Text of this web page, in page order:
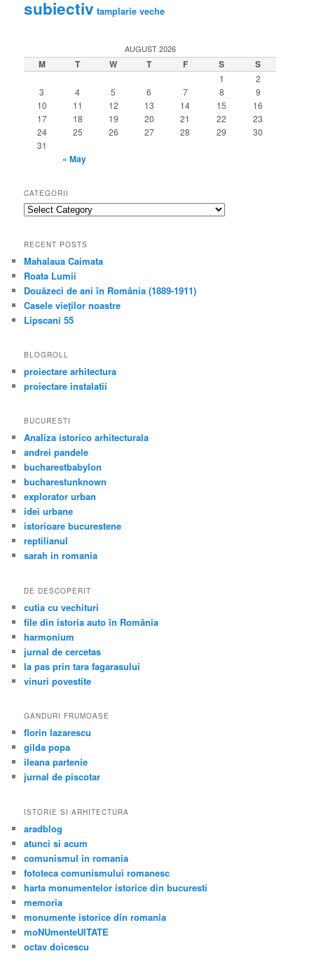
subiectiv tamplarie veche
AUGUST 2026
M T W T F S S
1
2
3
4 5 6 7 8
9
10
11 12 13 14 15
16
17
18 19 20 21 22
23
24
25 26 27 28 29
30
31
« May
CATEGORII
categorii
RECENT POSTS
Mahalaua Caimata
Roata Lumii
Douăzeci de ani în România (1889-1911)
Casele vieţilor noastre
Lipscani 55
BLOGROLL
proiectare arhitectura
proiectare instalatii
BUCURESTI
Analiza istorico arhitecturala
andrei pandele
bucharestbabylon
bucharestunknown
explorator urban
idei urbane
istorioare bucurestene
reptilianul
sarah in romania
DE DESCOPERIT
cutia cu vechituri
file din istoria auto în România
harmonium
jurnal de cercetas
la pas prin tara fagarasului
vinuri povestite
GANDURI FRUMOASE
florin lazarescu
gilda popa
ileana partenie
jurnal de piscotar
ISTORIE SI ARHITECTURA
aradblog
atunci si acum
comunismul in romania
fototeca comunismului romanesc
harta monumentelor istorice din bucuresti
memoria
monumente istorice din romania
moNUmenteUITATE
octav doicescu